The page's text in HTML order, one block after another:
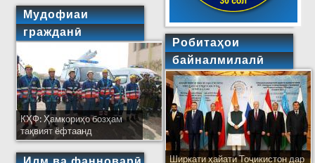
Мудофиаи
гражданӣ
КҲФ: Ҳамкориҳо бозҳам
тақвият ёфтаанд
Робитаҳои
байналмилалӣ
Ширкати ҳайати Тоҷикистон дар